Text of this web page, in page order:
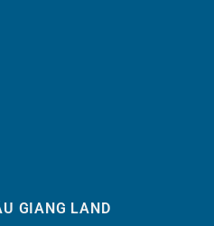
GIANG LAND